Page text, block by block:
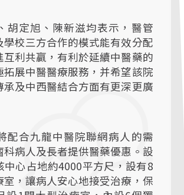
胡定旭、陳新滋均表示，醫管
學校三方合作的模式能有效分配
互利共贏，有利於延續中醫藥的
拓展中醫醫療服務，并希望該院
承及中西醫結合方面有更深更廣
配合九龍中醫院聯網病人的需
科病人及長者提供醫藥優惠。設
中心占地約4000平方尺，設有8
室，讓病人安心地接受治療，保